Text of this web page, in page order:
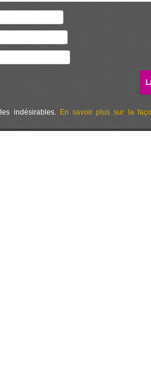
indésirables. En savoir plus sur la